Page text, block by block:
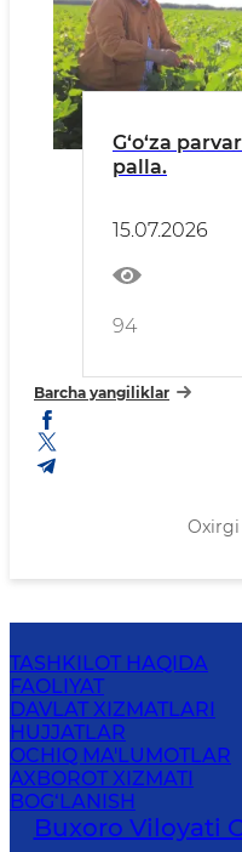
G‘o‘za
palla.
15.07.2026
94
Barcha yangiliklar
Oxirgi
TASHKILOT HAQIDA
FAOLIYAT
DAVLAT XIZMATLARI
HUJJATLAR
OCHIQ MA'LUMOTLAR
AXBOROT XIZMATI
BOG‘LANISH
Buxoro Viloyati